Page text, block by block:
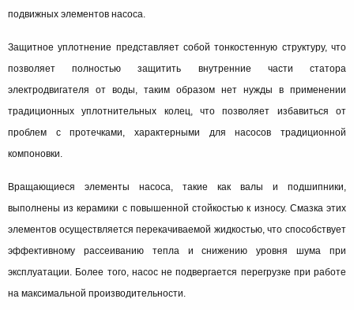
подвижных элементов насоса.
Защитное уплотнение представляет собой тонкостенную структуру, что
позволяет полностью защитить внутренние части статора
электродвигателя от воды, таким образом нет нужды в применении
традиционных уплотнительных колец, что позволяет избавиться от
проблем с протечками, характерными для насосов традиционной
компоновки.
Вращающиеся элементы насоса, такие как валы и подшипники,
выполнены из керамики с повышенной стойкостью к износу. Смазка этих
элементов осуществляется перекачиваемой жидкостью, что способствует
эффективному рассеиванию тепла и снижению уровня шума при
эксплуатации. Более того, насос не подвергается перегрузке при работе
на максимальной производительности.